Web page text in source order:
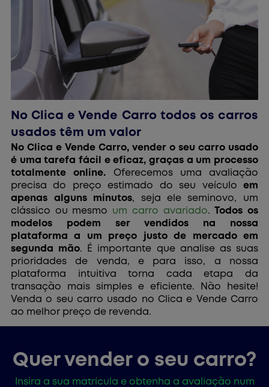
No Clica e Vende Carro todos os carros
usados têm um valor
No Clica e Vende Carro, vender o seu carro usado
é uma tarefa fácil e eficaz, graças a um processo
totalmente online. Oferecemos uma avaliação
precisa do preço estimado do seu veículo em
apenas alguns minutos, seja ele seminovo, um
clássico ou mesmo um carro avariado. Todos os
modelos podem ser vendidos na nossa
plataforma a um preço justo de mercado em
segunda mão. É importante que analise as suas
prioridades de venda, e para isso, a nossa
plataforma intuitiva torna cada etapa da
transação mais simples e eficiente. Não hesite!
Venda o seu carro usado no Clica e Vende Carro
ao melhor preço de revenda.
Quer vender o seu carro?
Insira a sua matrícula e obtenha a avaliação num